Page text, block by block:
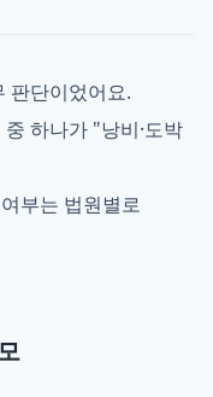
판단이었어요.
하나가 "낭비·도박
부는 법원별로